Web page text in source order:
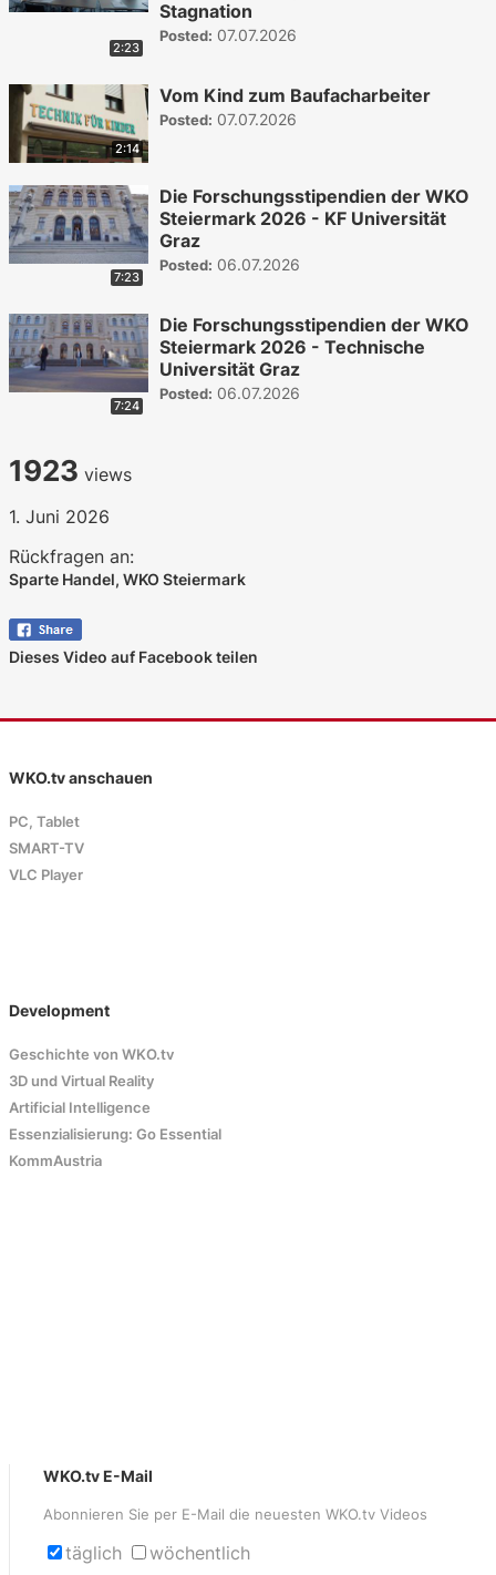
2:23
Stagnation
Posted: 07.07.2026
2:14
Vom Kind zum Baufacharbeiter
Posted: 07.07.2026
7:23
Die Forschungsstipendien der WKO
Steiermark 2026 - KF Universität
Graz
Posted: 06.07.2026
7:24
Die Forschungsstipendien der WKO
Steiermark 2026 - Technische
Universität Graz
Posted: 06.07.2026
1923 views
1. Juni 2026
Rückfragen an:
Sparte Handel, WKO Steiermark
Dieses Video auf Facebook teilen
WKO.tv anschauen
PC, Tablet
SMART-TV
VLC Player
Development
Geschichte von WKO.tv
3D und Virtual Reality
Artificial Intelligence
Essenzialisierung: Go Essential
KommAustria
WKO.tv E-Mail
Abonnieren Sie per E-Mail die neuesten WKO.tv Videos
täglich wöchentlich